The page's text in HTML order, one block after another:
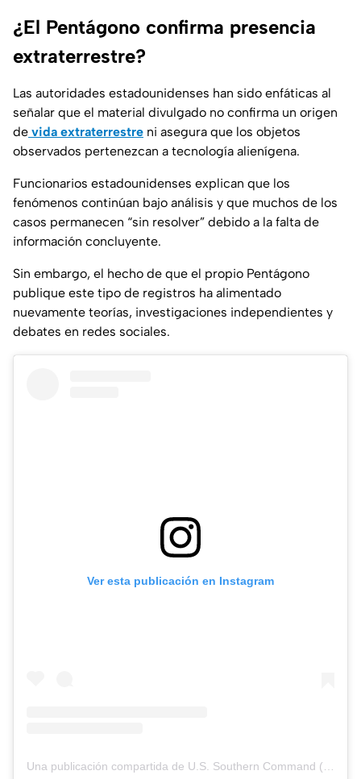
¿El Pentágono confirma presencia
extraterrestre?
Las autoridades estadounidenses han sido enfáticas al
señalar que el material divulgado no confirma un origen
de vida extraterrestre ni asegura que los objetos
observados pertenezcan a tecnología alienígena.
Funcionarios estadounidenses explican que los
fenómenos continúan bajo análisis y que muchos de los
casos permanecen “sin resolver” debido a la falta de
información concluyente.
Sin embargo, el hecho de que el propio Pentágono
publique este tipo de registros ha alimentado
nuevamente teorías, investigaciones independientes y
debates en redes sociales.
Ver esta publicación en Instagram
Una publicación compartida de U.S. Southern Command (@ussouthcom)